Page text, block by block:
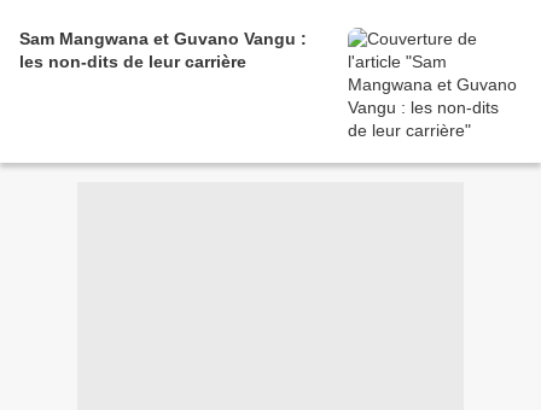
Sam Mangwana et Guvano Vangu :
les non-dits de leur carrière